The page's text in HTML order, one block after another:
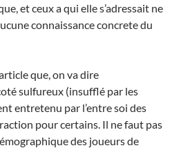
et ceux a qui elle s’adressait ne
connaissance concrete du
que, on va dire
sulfureux (insufflé par les
entretenu par l’entre soi des
pour certains. Il ne faut pas
des joueurs de